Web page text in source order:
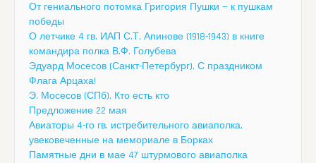
От гениального потомка Григория Пушки — к пушкам
победы
О летчике 4 гв. ИАП С.Т. Апинове (1918-1943) в книге
командира полка В.Ф. Голубева
Эдуард Мосесов (Санкт-Петербург). С праздником
Флага Арцаха!
Э. Мосесов (СПб). Кто есть кто
Предложение 22 мая
Авиаторы 4-го гв. истребительного авиаполка,
увековеченные на мемориале в Борках
Памятные дни в мае 47 штурмового авиаполка